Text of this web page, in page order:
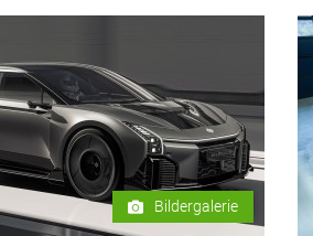
Bildergalerie